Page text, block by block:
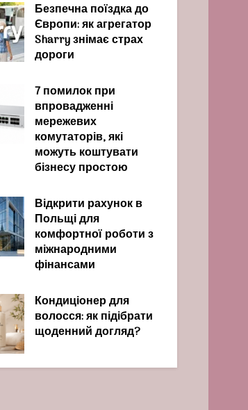
Безпечна поїздка до
Європи: як агрегатор
Sharry знімає страх
дороги
7 помилок при
впровадженні
мережевих
комутаторів, які
можуть коштувати
бізнесу простою
Відкрити рахунок в
Польщі для
комфортної роботи з
міжнародними
фінансами
Кондиціонер для
волосся: як підібрати
щоденний догляд?